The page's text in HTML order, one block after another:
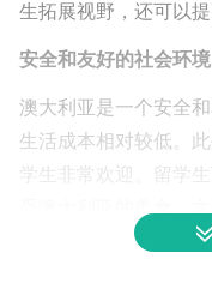
生拓展视野，还可以
安全和友好的社会环境
澳大利亚是一个安全
生活成本相对较低。
学生非常欢迎。留学